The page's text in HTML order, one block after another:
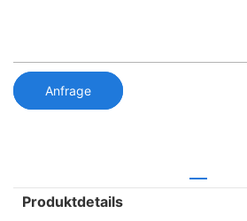
Anfrage
Produktdetails